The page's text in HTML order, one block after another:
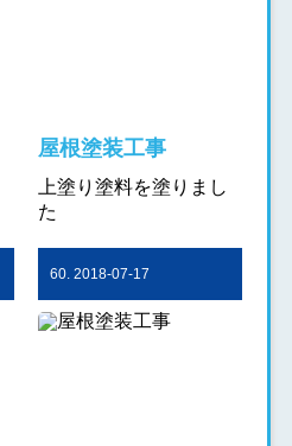
屋根塗装工事
上塗り塗料を塗りまし
た
60. 2018-07-17